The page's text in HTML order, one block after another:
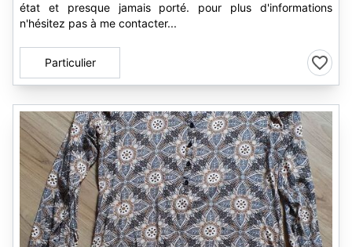
état et presque jamais porté. pour plus d'informations
n'hésitez pas à me contacter...
Particulier